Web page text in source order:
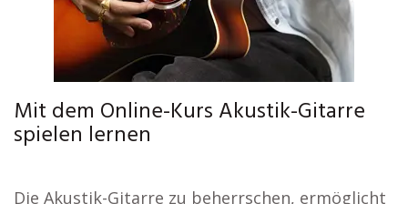
Mit dem Online-Kurs Akustik-Gitarre
spielen lernen
Die Akustik-Gitarre zu beherrschen, ermöglicht